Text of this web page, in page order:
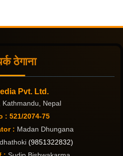
ठेगाना
Pvt. Ltd.
Kathmandu, Nepal
: 521/2074-75
: Madan Dhungana
(9851322832)